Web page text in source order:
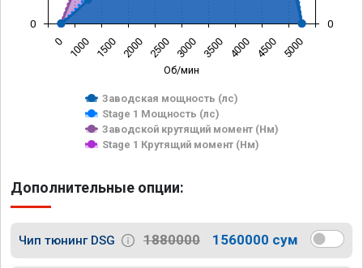
Об/мин
Заводская мощность (лс)
Stage 1 Мощность (лс)
Заводской крутящий момент (Нм)
Stage 1 Крутящий момент (Нм)
0 1000 1500 2000 2500 3000 3500 4000 4500 5000
0 0
Дополнительные опции:
Чип тюнинг DSG 1880000 1560000 сум